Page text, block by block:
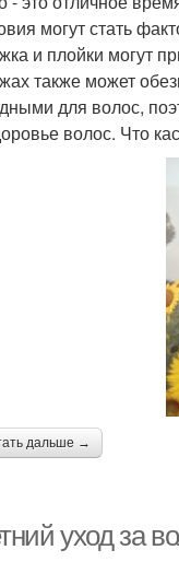
могут стать
и плойки могут
также может
для волос,
волос. Что
дальше →
уход за